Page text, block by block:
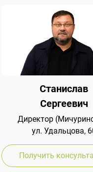
Станислав
Сергеевич
Директор
ул. Удальцова,
Получить